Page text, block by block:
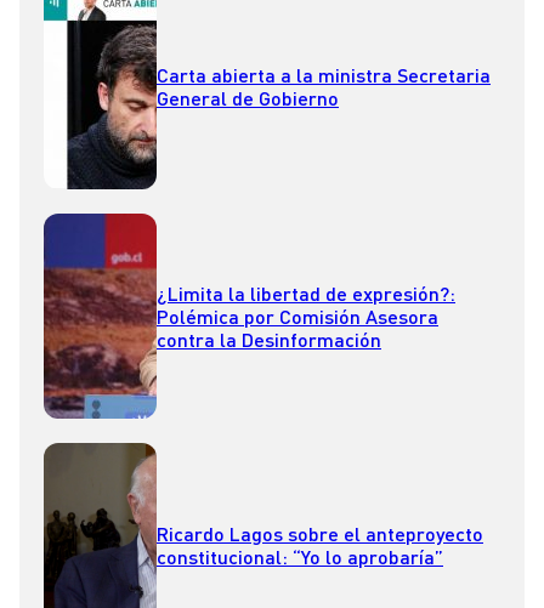
Carta abierta a la ministra Secretaria
General de Gobierno
¿Limita la libertad de expresión?:
Polémica por Comisión Asesora
contra la Desinformación
Ricardo Lagos sobre el anteproyecto
constitucional: “Yo lo aprobaría”